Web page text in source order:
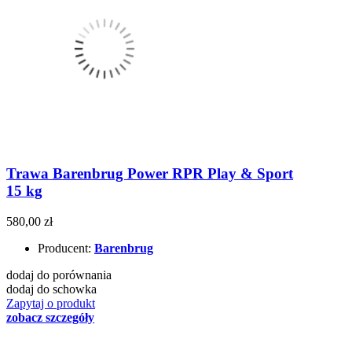
Trawa Barenbrug Power RPR Play & Sport
15 kg
580,00 zł
Producent: Barenbrug
dodaj do porównania
dodaj do schowka
Zapytaj o produkt
zobacz szczegóły